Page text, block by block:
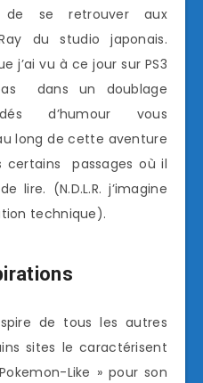
se retrouver aux
du studio japonais.
j’ai vu à ce jour sur PS3
dans un doublage
d’humour vous
long de cette aventure
certains passages où il
lire. (N.D.L.R. j’imagine
technique).
de tous les autres
sites le caractérisent
Like » pour son